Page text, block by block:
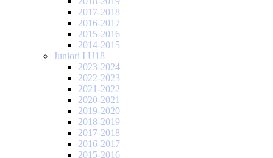
2017-2018
2016-2017
2015-2016
2014-2015
Juniori I U18
2023-2024
2022-2023
2021-2022
2020-2021
2019-2020
2018-2019
2017-2018
2016-2017
2015-2016